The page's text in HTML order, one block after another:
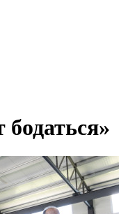
бодаться»